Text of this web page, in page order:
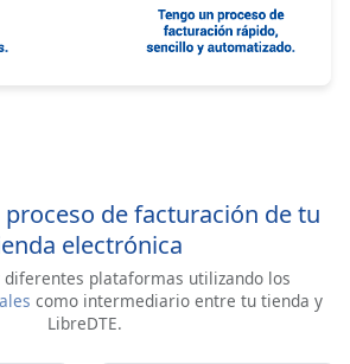
de facturación de tu
electrónica
plataformas utilizando los
como intermediario entre tu tienda y
LibreDTE.